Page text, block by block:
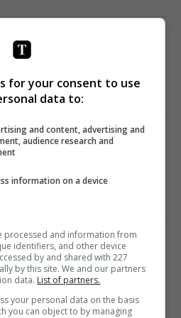
на принятие
о санкциях
назвал страны,
Украине с ракетами
Венгрии может
лишения свободы, –
for your consent to use
data to:
and content, advertising and
audience research and
information on a device
processed and information from
identifiers, and other device
by and shared with 227
by this site. We and our partners
data. List of partners.
your personal data on the basis
you can object to by managing